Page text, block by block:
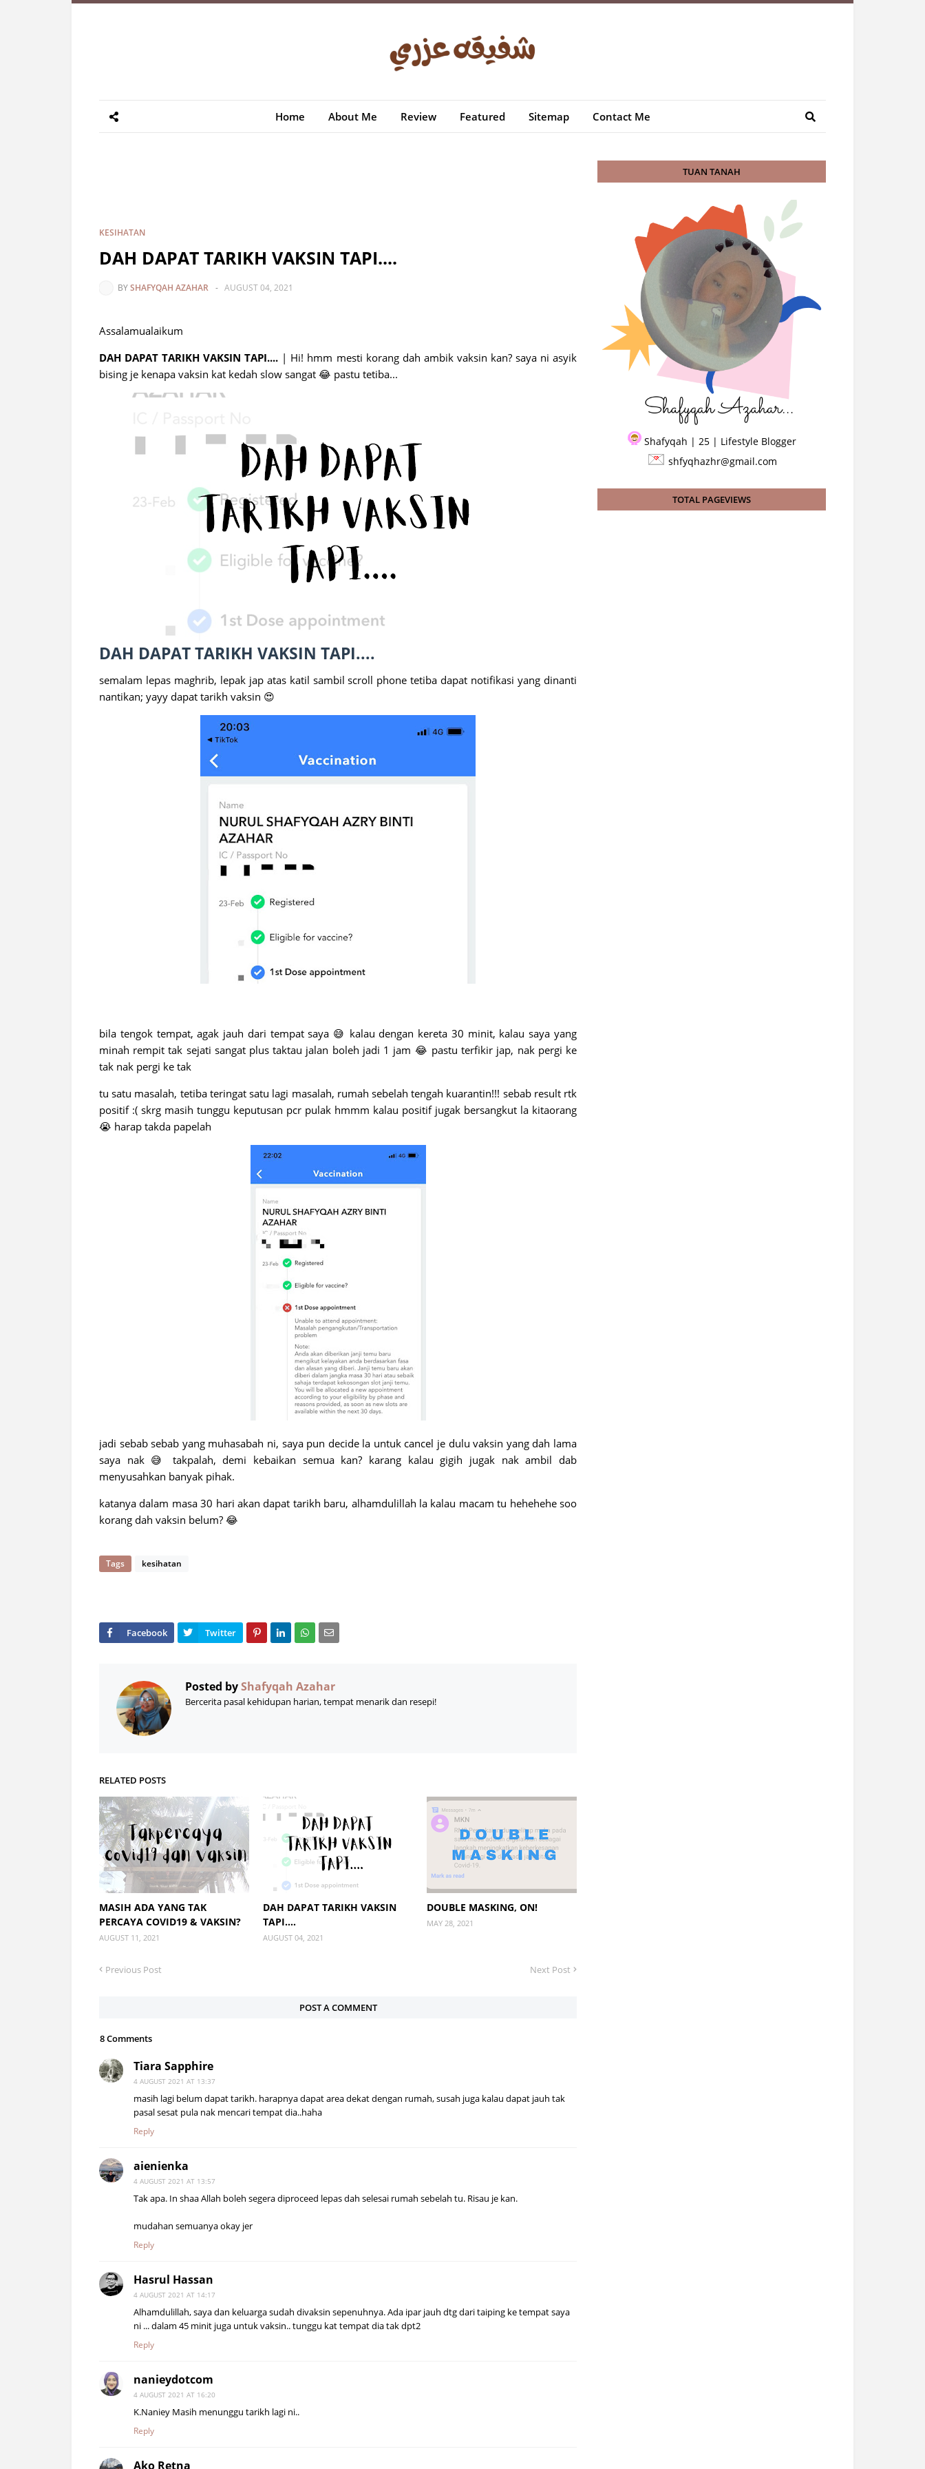
Home About Me Review Featured Sitemap Contact Me
KESIHATAN
DAH DAPAT TARIKH VAKSIN TAPI....
BYSHAFYQAH AZAHAR - AUGUST 04, 2021
Assalamualaikum
DAH DAPAT TARIKH VAKSIN TAPI.... | Hi! hmm mesti korang dah ambik vaksin kan? saya ni asyik
bising je kenapa vaksin kat kedah slow sangat 😂 pastu tetiba...
DAH DAPAT TARIKH VAKSIN TAPI....
semalam lepas maghrib, lepak jap atas katil sambil scroll phone tetiba dapat notifikasi yang dinanti
nantikan; yayy dapat tarikh vaksin 😍
bila tengok tempat, agak jauh dari tempat saya 😅 kalau dengan kereta 30 minit, kalau saya yang
minah rempit tak sejati sangat plus taktau jalan boleh jadi 1 jam 😂 pastu terfikir jap, nak pergi ke
tak nak pergi ke tak
tu satu masalah, tetiba teringat satu lagi masalah, rumah sebelah tengah kuarantin!!! sebab result rtk
positif :( skrg masih tunggu keputusan pcr pulak hmmm kalau positif jugak bersangkut la kitaorang
😭 harap takda papelah
jadi sebab sebab yang muhasabah ni, saya pun decide la untuk cancel je dulu vaksin yang dah lama
saya nak 😅 takpalah, demi kebaikan semua kan? karang kalau gigih jugak nak ambil dab
menyusahkan banyak pihak.
katanya dalam masa 30 hari akan dapat tarikh baru, alhamdulillah la kalau macam tu hehehehe soo
korang dah vaksin belum? 😂
Tags kesihatan
Posted byShafyqah Azahar
Bercerita pasal kehidupan harian, tempat menarik dan resepi!
RELATED POSTS
MASIH ADA YANG TAK
PERCAYA COVID19 & VAKSIN?
AUGUST 11, 2021
DAH DAPAT TARIKH VAKSIN
TAPI....
AUGUST 04, 2021
DOUBLE MASKING, ON!
MAY 28, 2021
Previous Post Next Post
POST A COMMENT
8 Comments
Tiara Sapphire
4 AUGUST 2021 AT 13:37
masih lagi belum dapat tarikh. harapnya dapat area dekat dengan rumah, susah juga kalau dapat jauh tak
pasal sesat pula nak mencari tempat dia..haha
Reply
aienienka
4 AUGUST 2021 AT 13:57
Tak apa. In shaa Allah boleh segera diproceed lepas dah selesai rumah sebelah tu. Risau je kan.
mudahan semuanya okay jer
Reply
Hasrul Hassan
4 AUGUST 2021 AT 14:17
Alhamdulillah, saya dan keluarga sudah divaksin sepenuhnya. Ada ipar jauh dtg dari taiping ke tempat saya
ni ... dalam 45 minit juga untuk vaksin.. tunggu kat tempat dia tak dpt2
Reply
nanieydotcom
4 AUGUST 2021 AT 16:20
K.Naniey Masih menunggu tarikh lagi ni..
Reply
Ako Retna
TUAN TANAH
Shafyqah | 25 | Lifestyle Blogger
shfyqhazhr@gmail.com
TOTAL PAGEVIEWS